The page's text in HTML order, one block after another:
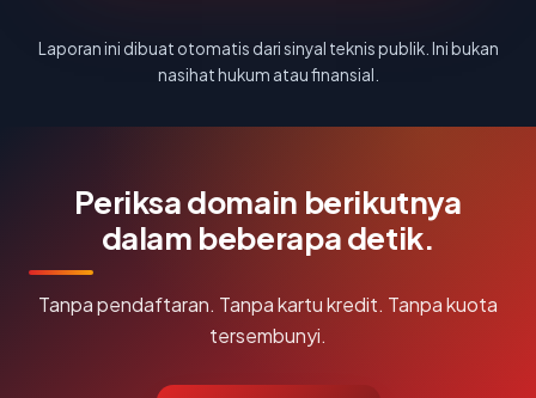
Laporan ini dibuat otomatis dari sinyal teknis publik. Ini bukan
nasihat hukum atau finansial.
Periksa domain berikutnya
dalam beberapa detik.
Tanpa pendaftaran. Tanpa kartu kredit. Tanpa kuota
tersembunyi.